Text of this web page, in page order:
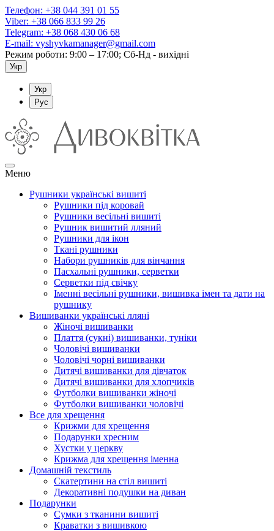
Телефон: +38 044 391 01 55
Viber: +38 066 833 99 26
Telegram: +38 068 430 06 68
E-mail: vyshyvkamanager@gmail.com
Режим роботи: 9:00 – 17:00; Сб-Нд - вихідні
Укр
Укр
Рус
Меню
Рушники українські вишиті
Рушники під коровай
Рушники весільні вишиті
Рушник вишитий лляний
Рушники для ікон
Ткані рушники
Набори рушників для вінчання
Пасхальні рушники, серветки
Серветки під свічку
Іменні весільні рушники, вишивка імен та дати на
рушнику
Вишиванки українські лляні
Жіночі вишиванки
Плаття (сукні) вишиванки, туніки
Чоловічі вишиванки
Чоловічі чорні вишиванки
Дитячі вишиванки для дівчаток
Дитячі вишиванки для хлопчиків
Футболки вишиванки жіночі
Футболки вишиванки чоловічі
Все для хрещення
Крижми для хрещення
Подарунки хресним
Хустки у церкву
Крижма для хрещення іменна
Домашній текстиль
Скатертини на стіл вишиті
Декоративні подушки на диван
Подарунки
Сумки з тканини вишиті
Краватки з вишивкою